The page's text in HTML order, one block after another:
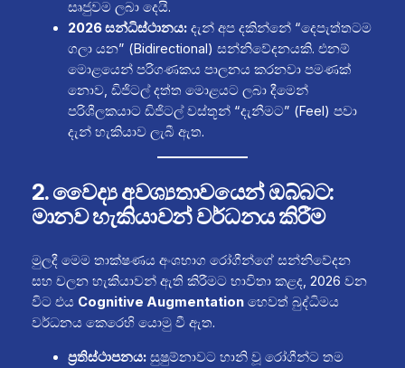
සෘජුවම ලබා දෙයි.
2026 සන්ධිස්ථානය:දැන් අප දකින්නේ “දෙපැත්තටම
ගලා යන” (Bidirectional) සන්නිවේදනයකි. එනම්
මොළයෙන් පරිගණකය පාලනය කරනවා පමණක්
නොව, ඩිජිටල් දත්ත මොළයට ලබා දීමෙන්
පරිශීලකයාට ඩිජිටල් වස්තූන් “දැනීමට” (Feel) පවා
දැන් හැකියාව ලැබී ඇත.
2. වෛද්‍ය අවශ්‍යතාවයෙන් ඔබ්බට:
මානව හැකියාවන් වර්ධනය කිරීම
මුලදී මෙම තාක්ෂණය අංශභාග රෝගීන්ගේ සන්නිවේදන
සහ චලන හැකියාවන් ඇති කිරීමට භාවිතා කළද, 2026 වන
විට එය Cognitive Augmentationහෙවත් බුද්ධිමය
වර්ධනය කෙරෙහි යොමු වී ඇත.
ප්‍රතිස්ථාපනය:සුෂුම්නාවට හානි වූ රෝගීන්ට තම